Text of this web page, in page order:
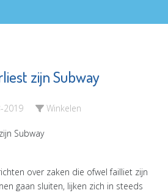
zijn Subway
2019 Winkelen
over zaken die ofwel failliet zijn
gaan sluiten, lijken zich in steeds